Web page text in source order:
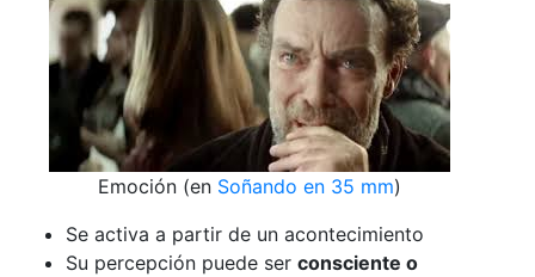
Emoción (en Soñando en 35 mm)
Se activa a partir de un acontecimiento
Su percepción puede ser consciente o